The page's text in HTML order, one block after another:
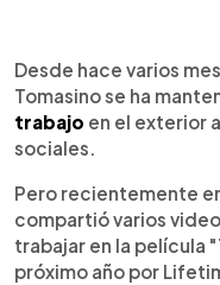
► Escuchar
Desde hace varios
Tomasino se ha
trabajo en el exterior
sociales.
Pero recientemente
compartió varios
trabajar en la película
próximo año por